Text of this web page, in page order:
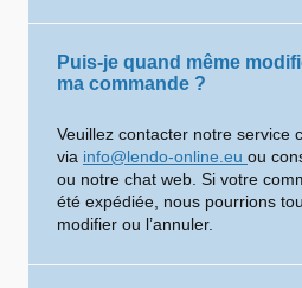
Puis-je quand même
ma commande ?
Veuillez contacter notre service
via info@lendo-online.eu ou
ou notre chat web. Si votre
été expédiée, nous pourrions
modifier ou l’annuler.